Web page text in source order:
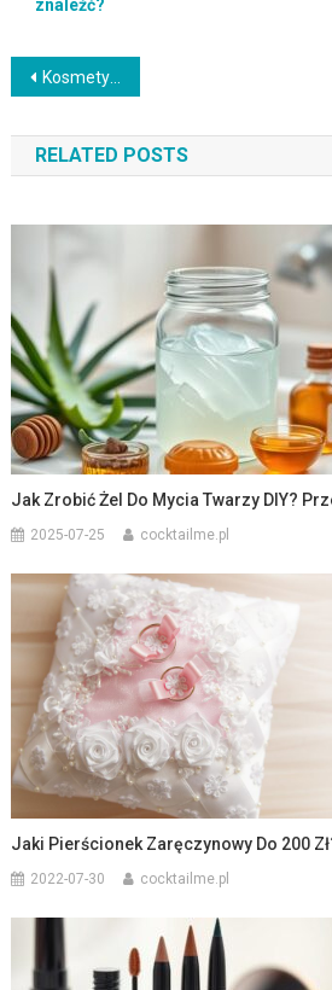
znaleźć?
Nawigacja
wpisu
Kosmetyki ekologiczne – co warto wiedzieć o naturalnej pielęgnacji?
RELATED POSTS
Jak Zrobić Żel Do Mycia Twarzy DIY?
2025-07-25 cocktailme.pl
Jaki Pierścionek Zaręczynowy Do 200
2022-07-30 cocktailme.pl